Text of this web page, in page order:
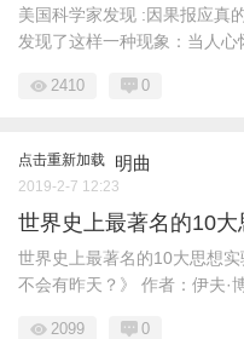
美国科学家发现 :因果报应真
发现了这样一种现象：当人心
2410 0
点击重新加载 明曲
2019-2-7 12:23
世界史上最著名的10大
世界史上最著名的10大思想
不会有昨天？》 作者：伊夫·博
2099 0